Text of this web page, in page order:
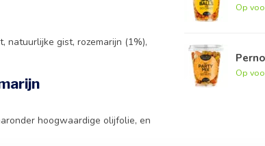
natuurlijke gist, rozemarijn (1%),
hoogwaardige olijfolie, en
Op
Op